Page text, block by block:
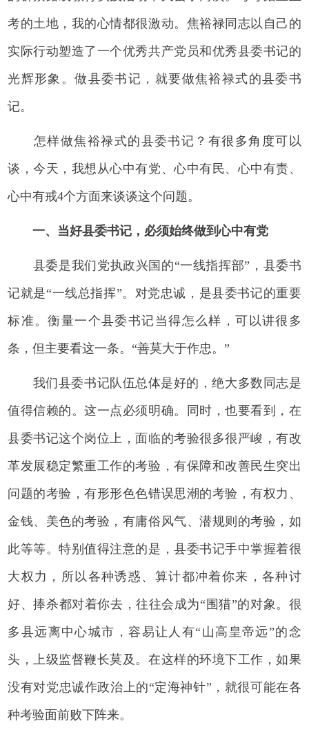
考的土地，我的心情都很激动。焦裕禄同志以自己的
实际行动塑造了一个优秀共产党员和优秀县委书记的
光辉形象。做县委书记，就要做焦裕禄式的县委书
记。
怎样做焦裕禄式的县委书记？有很多角度可以
谈，今天，我想从心中有党、心中有民、心中有责、
心中有戒4个方面来谈谈这个问题。
一、当好县委书记，必须始终做到心中有党
县委是我们党执政兴国的“一线指挥部”，县委书
记就是“一线总指挥”。对党忠诚，是县委书记的重要
标准。衡量一个县委书记当得怎么样，可以讲很多
条，但主要看这一条。“善莫大于作忠。”
我们县委书记队伍总体是好的，绝大多数同志是
值得信赖的。这一点必须明确。同时，也要看到，在
县委书记这个岗位上，面临的考验很多很严峻，有改
革发展稳定繁重工作的考验，有保障和改善民生突出
问题的考验，有形形色色错误思潮的考验，有权力、
金钱、美色的考验，有庸俗风气、潜规则的考验，如
此等等。特别值得注意的是，县委书记手中掌握着很
大权力，所以各种诱惑、算计都冲着你来，各种讨
好、捧杀都对着你去，往往会成为“围猎”的对象。很
多县远离中心城市，容易让人有“山高皇帝远”的念
头，上级监督鞭长莫及。在这样的环境下工作，如果
没有对党忠诚作政治上的“定海神针”，就很可能在各
种考验面前败下阵来。